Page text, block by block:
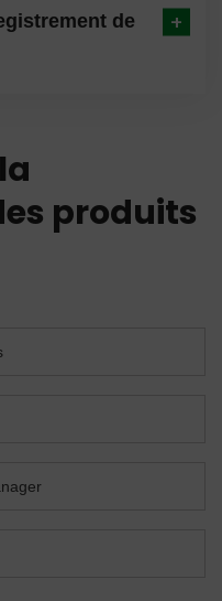
de
produits